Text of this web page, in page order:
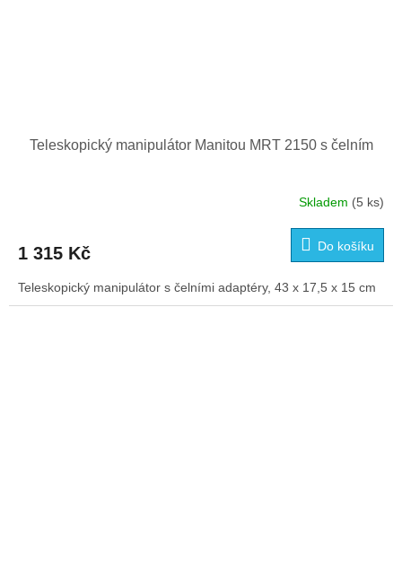
Teleskopický manipulátor Manitou MRT 2150 s čelním
Skladem (5 ks)
1 315 Kč Do košíku
Teleskopický manipulátor s čelními adaptéry, 43 x 17,5 x 15 cm